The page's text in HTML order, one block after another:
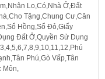
Lo,Có,Nhà Ở,Đất
Tặng,Chung Cư,Căn
Hồng,Sổ Đỏ,Giấy
Đất Ở,Quyền Sử Dụng
Phú,Gò Vấp,Tân